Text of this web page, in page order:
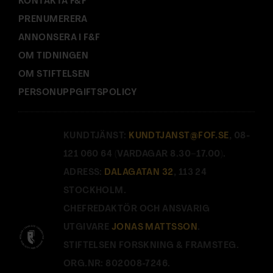
PRENUMERERA
ANNONSERA I F&F
OM TIDNINGEN
OM STIFTELSEN
PERSONUPPGIFTSPOLICY
KUNDTJÄNST: KUNDTJANST@FOF.SE , 08-
121 060 64 (VARDAGAR 8.30–17.00).
ADRESS: DALAGATAN 32 , 113 24
STOCKHOLM.
CHEFREDAKTÖR OCH ANSVARIG
UTGIVARE JONAS MATTSSON.
STIFTELSEN FORSKNING & FRAMSTEG.
ORG.NR: 802008-7246.